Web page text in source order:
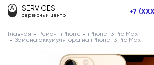
SERVICES
сервисный центр +7
Главная Ремонт iPhone
iPhone 13 Pro Max
Замена аккумулятора на iPhone 13 Pro Max